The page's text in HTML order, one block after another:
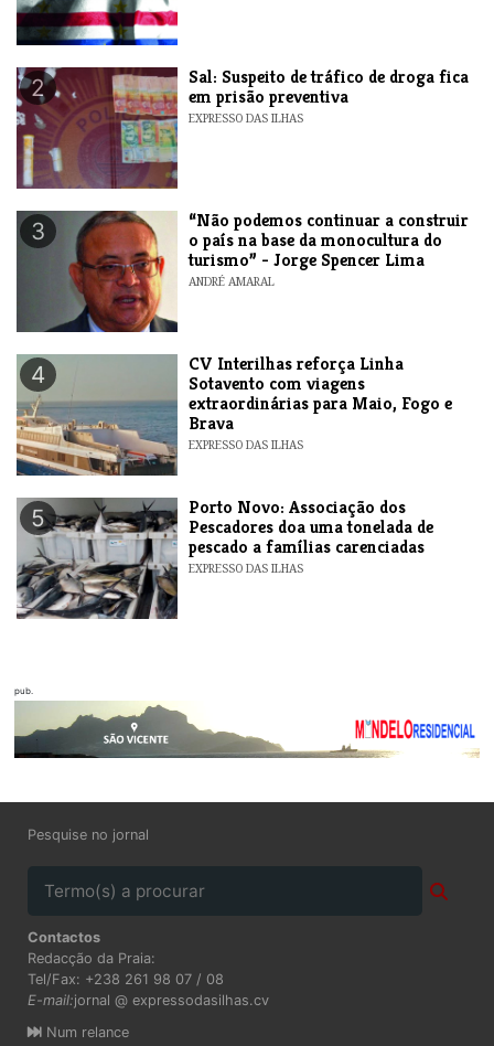
2
​Sal: Suspeito de tráfico de droga fica
em prisão preventiva
EXPRESSO DAS ILHAS
3
“Não podemos continuar a construir
o país na base da monocultura do
turismo” - Jorge Spencer Lima
ANDRÉ AMARAL
4
​CV Interilhas reforça Linha
Sotavento com viagens
extraordinárias para Maio, Fogo e
Brava
EXPRESSO DAS ILHAS
5
​Porto Novo: Associação dos
Pescadores doa uma tonelada de
pescado a famílias carenciadas
EXPRESSO DAS ILHAS
pub.
Pesquise no jornal
Contactos
Redacção da Praia:
Tel/Fax: +238 261 98 07 / 08
E-mail:jornal @ expressodasilhas.cv
Num relance